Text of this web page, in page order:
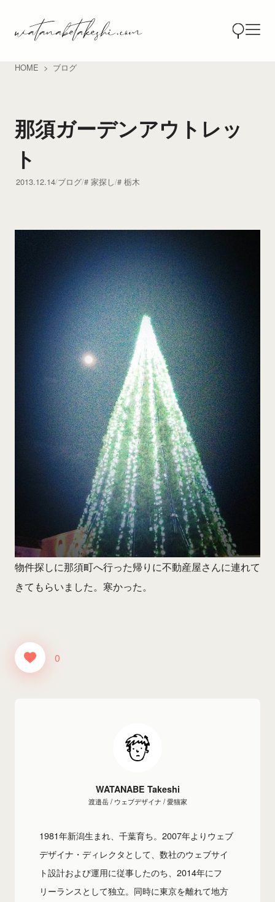
HOME ブログ
那須ガーデンアウトレッ
ト
2013.12.14 ブログ 家探し 栃木
物件探しに那須町へ行った帰りに不動産屋さんに連れて
きてもらいました。寒かった。
0
WATANABE Takeshi
渡邉岳 / ウェブデザイナ / 愛猫家
1981年新潟生まれ、千葉育ち。2007年よりウェブ
デザイナ・ディレクタとして、数社のウェブサイ
ト設計および運用に従事したのち、2014年にフ
リーランスとして独立。同時に東京を離れて地方